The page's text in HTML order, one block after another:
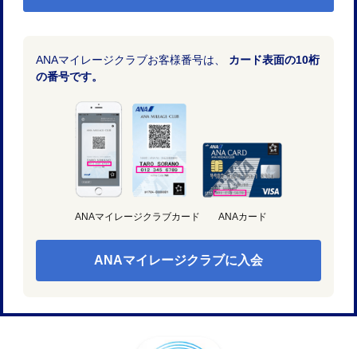
ANAマイレージクラブお客様番号は、 カード表面の10桁
の番号です。
ANAマイレージクラブカード ANAカード
ANAマイレージクラブに入会